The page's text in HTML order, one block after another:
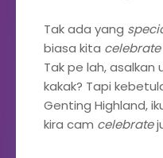
Tak ada yang
biasa kita celebrate
Tak pe lah, asalkan
kakak? Tapi
Genting Highland,
kira cam celebrate